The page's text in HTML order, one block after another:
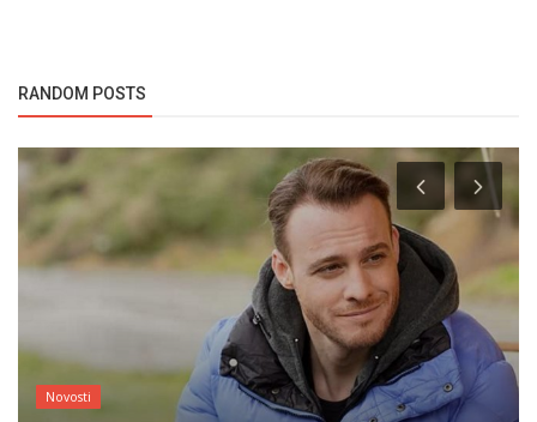
RANDOM POSTS
Novosti